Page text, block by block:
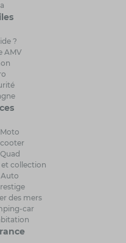
?
AMV
collection
des mers
car